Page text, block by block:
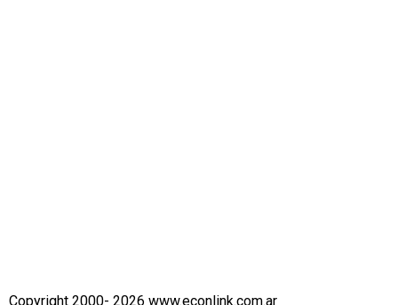
Copyright 2000- 2026 www.econlink.com.ar